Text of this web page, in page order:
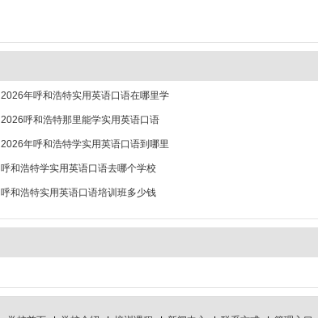
2026年呼和浩特实用英语口语在哪里学
2026呼和浩特那里能学实用英语口语
2026年呼和浩特学实用英语口语到哪里
呼和浩特学实用英语口语去哪个学校
呼和浩特实用英语口语培训班多少钱